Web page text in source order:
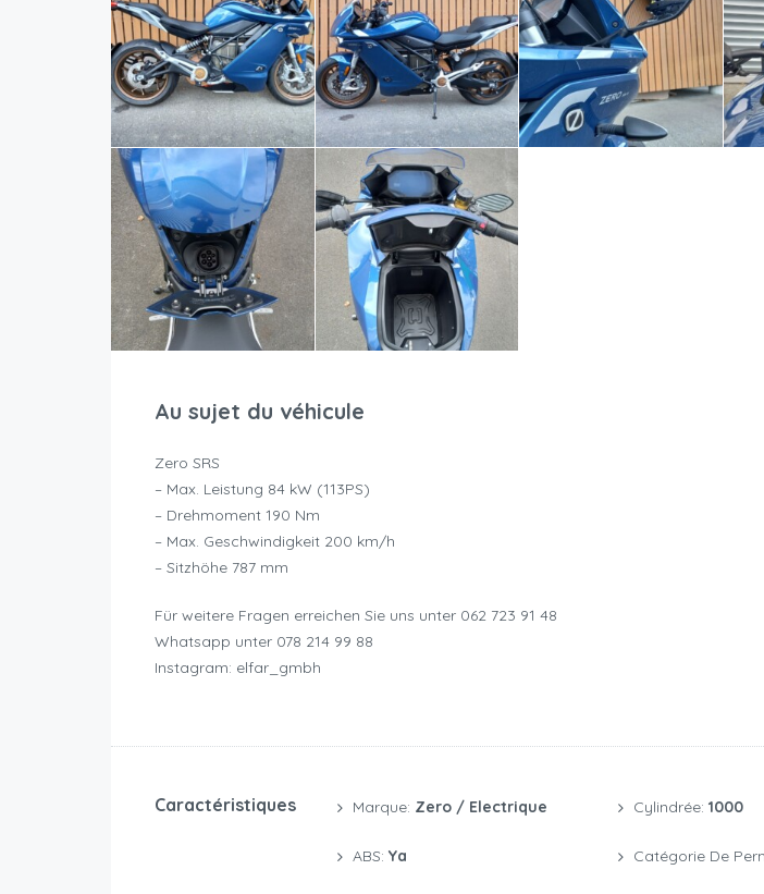
Au sujet du véhicule
Zero SRS
– Max. Leistung 84 kW (113PS)
– Drehmoment 190 Nm
– Max. Geschwindigkeit 200 km/h
– Sitzhöhe 787 mm
Für weitere Fragen erreichen Sie uns unter 062 723 91 48
Whatsapp unter 078 214 99 88
Instagram: elfar_gmbh
Caractéristiques Marque: Zero / Electrique
ABS: Ya
Cylindrée: 1000
Catégorie De